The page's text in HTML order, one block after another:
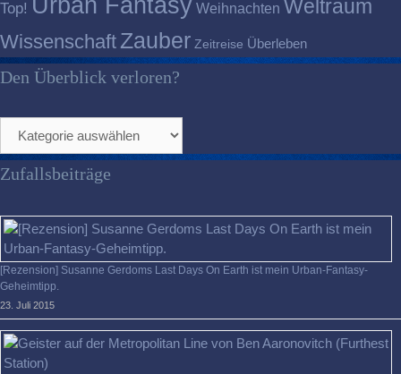
Top! Urban Fantasy Weihnachten Weltraum
Wissenschaft Zauber Zeitreise Überleben
Den Überblick verloren?
Überblick
verloren?
Zufallsbeiträge
[Rezension] Susanne Gerdoms Last Days On Earth ist mein Urban-Fantasy-
Geheimtipp.
23. Juli 2015